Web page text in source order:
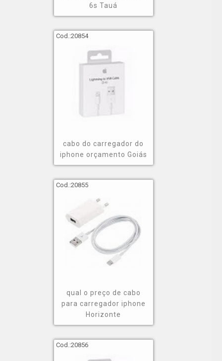
6s Tauá
Cod.:20854
cabo do carregador do
iphone orçamento Goiás
Cod.:20855
qual o preço de cabo
para carregador iphone
Horizonte
Cod.:20856